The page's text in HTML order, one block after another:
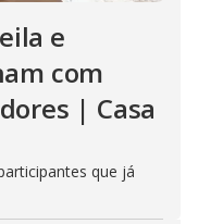
e
com
| Casa
que já